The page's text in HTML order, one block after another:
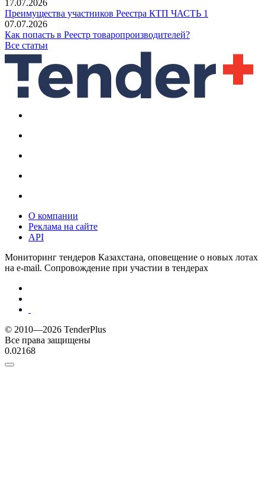
17.07.2026
Преимущества участников Реестра КТП ЧАСТЬ 1
07.07.2026
Как попасть в Реестр товаропроизводителей?
Все статьи
О компании
Реклама на сайте
API
Мониторинг тендеров Казахстана, оповещение о новых лотах
на e-mail. Сопровождение при участии в тендерах
© 2010—2026 TenderPlus
Все права защищены
0.02168